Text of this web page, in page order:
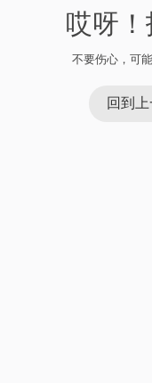
哎呀！
不要伤心，可
回到